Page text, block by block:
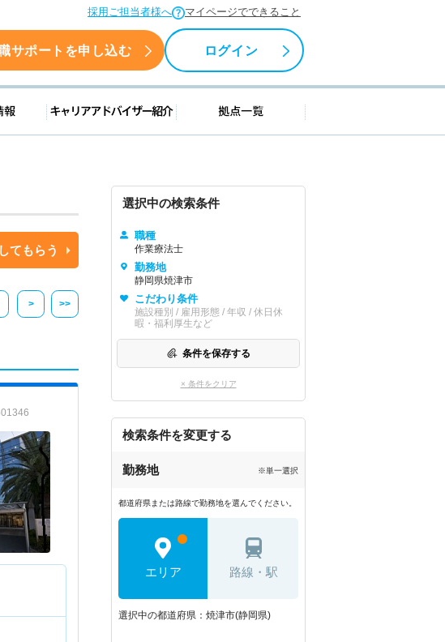
採用ご担当者様へ マイページでできること
サポートを申し込む ログイン
転職支援情報 キャリアアドバイザー紹介 拠点一覧
てもらう
> >>
選択中の検索条件
職種
作業療法士
勤務地
静岡県焼津市
こだわり条件
施設種別 / 雇用形態 / 年収 / 休日休
暇・福利厚生など
条件を保存する
× 条件をクリア
検索条件を変更する
勤務地 ※単一選択
都道府県または路線で勤務地を選んでください。
エリア 路線・駅
選択中の都道府県：焼津市(静岡県)